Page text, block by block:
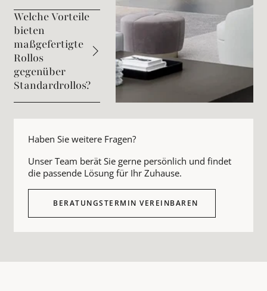
Welche Vorteile
bieten
maßgefertigte
Rollos
gegenüber
Standardrollos?
Haben Sie weitere Fragen?
Unser Team berät Sie gerne persönlich und findet
die passende Lösung für Ihr Zuhause.
BERATUNGSTERMIN VEREINBAREN